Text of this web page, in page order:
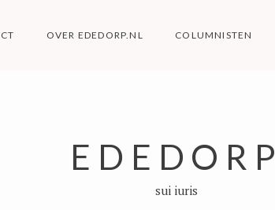
OVER EDEDORP.NL COLUMNISTEN
EDEDORP
sui iuris